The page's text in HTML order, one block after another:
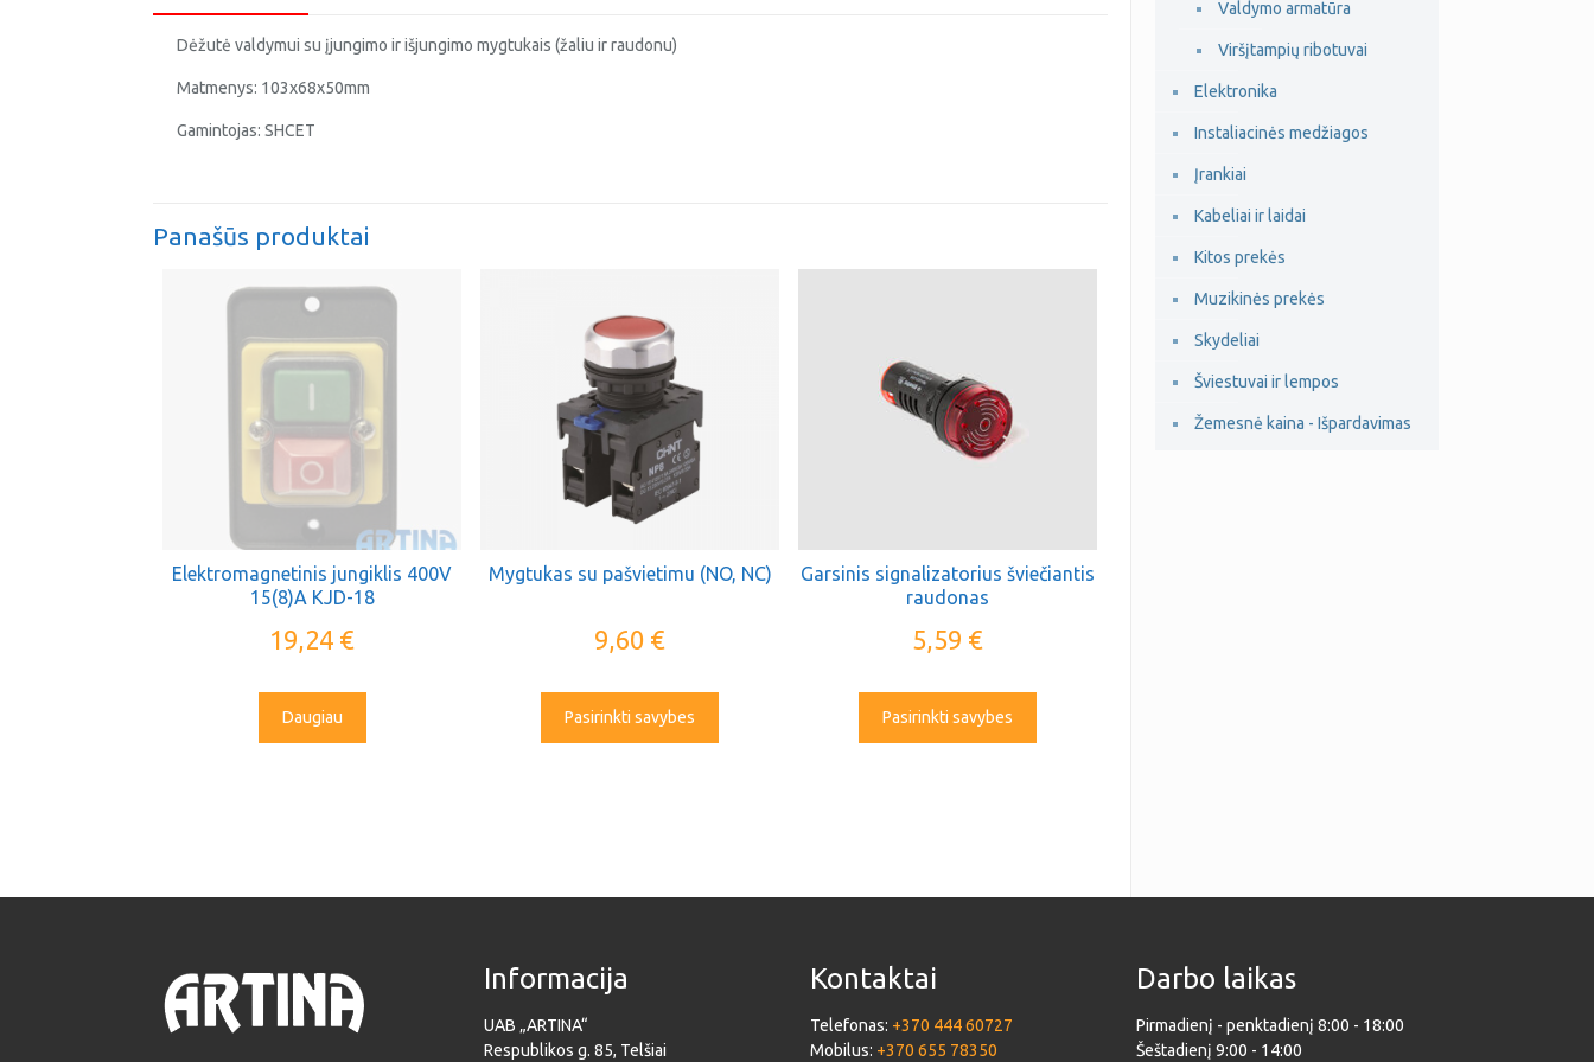
Dėžutė valdymui su įjungimo ir išjungimo mygtukais (žaliu ir raudonu)
Matmenys: 103x68x50mm
Gamintojas: SHCET
Panašūs produktai
Elektromagnetinis jungiklis 400V
15(8)A KJD-18
19,24 €
Daugiau
Mygtukas su pašvietimu (NO, NC)
9,60 €
Pasirinkti savybes
Garsinis signalizatorius šviečiantis
raudonas
5,59 €
Pasirinkti savybes
Valdymo armatūra
Viršįtampių ribotuvai
Elektronika
Instaliacinės medžiagos
Įrankiai
Kabeliai ir laidai
Kitos prekės
Muzikinės prekės
Skydeliai
Šviestuvai ir lempos
Žemesnė kaina - Išpardavimas
Informacija
UAB „ARTINA“
Respublikos g. 85, Telšiai
Kontaktai
Telefonas: +370 444 60727
Mobilus: +370 655 78350
Darbo laikas
Pirmadienį - penktadienį 8:00 - 18:00
Šeštadienį 9:00 - 14:00